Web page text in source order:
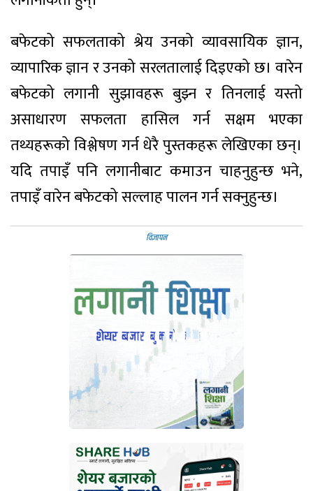
बफेटको सफलताको श्रेय उनको व्यावसायिक ज्ञान,
व्यापारिक ज्ञान र उनको सरलतालाई दिइएको छ। वारेन
बफेटको लगानी सुझावहरू बुझ्न र तिनलाई यस्तो
असाधारण सफलता हासिल गर्न सक्षम भएका
तथ्यहरूको विश्लेषण गर्न धेरै पुस्तकहरू लेखिएका छन्।
यदि तपाइँ पनि लगानीबाट कमाउन चाहनुहुन्छ भने,
तपाइँ वारेन बफेटको सल्लाह पालन गर्न सक्नुहुन्छ।